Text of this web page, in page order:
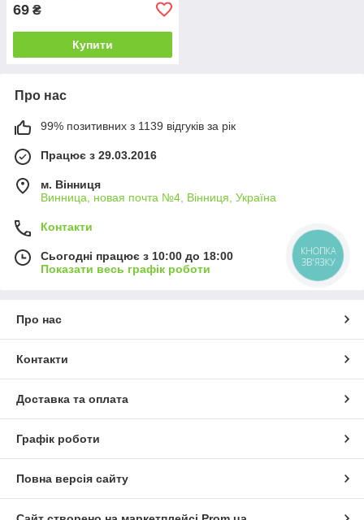
69 ₴
Купити
Про нас
99% позитивних з 1139 відгуків за рік
Працює з 29.03.2016
м. Вінниця
Винница, новая почта №4, Вінниця, Україна
Контакти
Сьогодні працює з 10:00 до 18:00
Показати весь графік роботи
Про нас
Контакти
Доставка та оплата
Графік роботи
Повна версія сайту
КНОПКА
ЗВ'ЯЗКУ